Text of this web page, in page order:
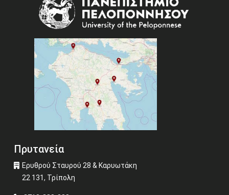
Πρυτανεία
Ερυθρού Σταυρού 28 & Καρυωτάκη
22 131, Τρίπολη